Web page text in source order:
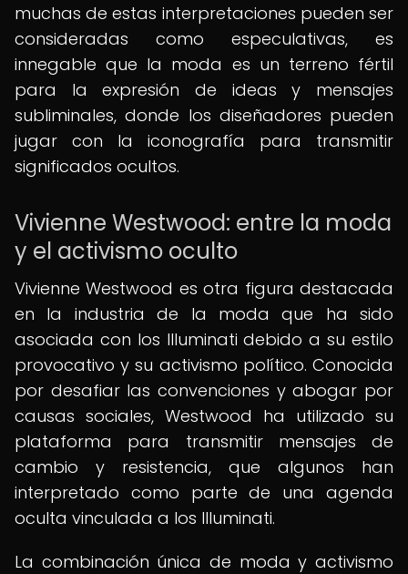
muchas de estas interpretaciones pueden ser
consideradas como especulativas, es
innegable que la moda es un terreno fértil
para la expresión de ideas y mensajes
subliminales, donde los diseñadores pueden
jugar con la iconografía para transmitir
significados ocultos.
Vivienne Westwood: entre la moda
y el activismo oculto
Vivienne Westwood es otra figura destacada
en la industria de la moda que ha sido
asociada con los Illuminati debido a su estilo
provocativo y su activismo político. Conocida
por desafiar las convenciones y abogar por
causas sociales, Westwood ha utilizado su
plataforma para transmitir mensajes de
cambio y resistencia, que algunos han
interpretado como parte de una agenda
oculta vinculada a los Illuminati.
La combinación única de moda y activismo